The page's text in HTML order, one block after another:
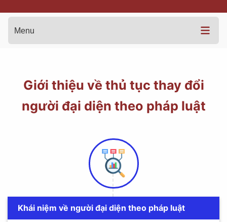
Menu
Giới thiệu về thủ tục thay đổi
người đại diện theo pháp luật
Khái niệm về người đại diện theo pháp luật